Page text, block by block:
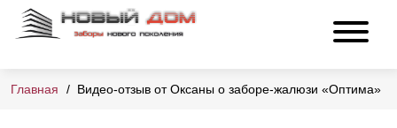
Главная Видео-отзыв от Оксаны о заборе-жалюзи «Оптима»